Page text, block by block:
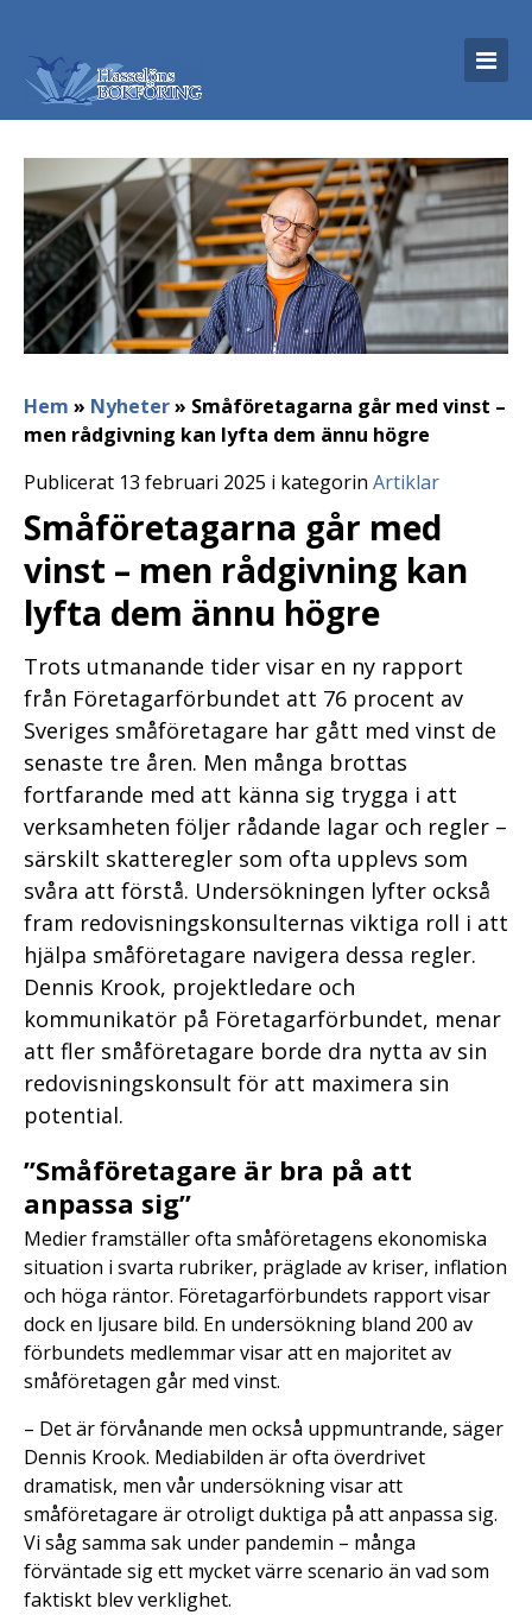
Hem » Nyheter» Småföretagarna går med vinst –
men rådgivning kan lyfta dem ännu högre
Publicerat 13 februari 2025 i kategorin Artiklar
Småföretagarna går med
vinst – men rådgivning kan
lyfta dem ännu högre
Trots utmanande tider visar en ny rapport
från Företagarförbundet att 76 procent av
Sveriges småföretagare har gått med vinst de
senaste tre åren. Men många brottas
fortfarande med att känna sig trygga i att
verksamheten följer rådande lagar och regler –
särskilt skatteregler som ofta upplevs som
svåra att förstå. Undersökningen lyfter också
fram redovisningskonsulternas viktiga roll i att
hjälpa småföretagare navigera dessa regler.
Dennis Krook, projektledare och
kommunikatör på Företagarförbundet, menar
att fler småföretagare borde dra nytta av sin
redovisningskonsult för att maximera sin
potential.
”Småföretagare är bra på att
anpassa sig”
Medier framställer ofta småföretagens ekonomiska
situation i svarta rubriker, präglade av kriser, inflation
och höga räntor. Företagarförbundets rapport visar
dock en ljusare bild. En undersökning bland 200 av
förbundets medlemmar visar att en majoritet av
småföretagen går med vinst.
– Det är förvånande men också uppmuntrande, säger
Dennis Krook. Mediabilden är ofta överdrivet
dramatisk, men vår undersökning visar att
småföretagare är otroligt duktiga på att anpassa sig.
Vi såg samma sak under pandemin – många
förväntade sig ett mycket värre scenario än vad som
faktiskt blev verklighet.